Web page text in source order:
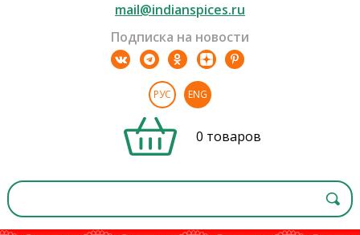
mail@indianspices.ru
Подписка на новости
РУС ENG
0 товаров